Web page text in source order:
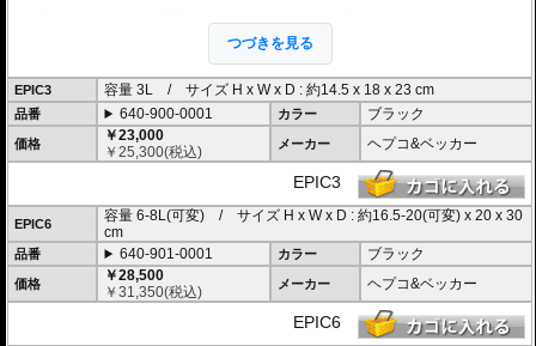
・ソフトバッグでありながら型くずれを起こしにくく、また高いホールド性能
を誇り、高速走行でも安心してご利用いただけます (メーカー推奨最大速度 : 13
0km/h)。
・防水仕様 : 高い防水性を誇るインナーライニングを装備。 (完全防水を保証す
るものではありません)
・リッド裏にはメッシュポケットを装備。
・天面にはグローブなどを収めるのに便利なベルクロベルトを装備。
・バッグの手前、両サイドにはファスナー付きのポケットを装備。※EPIC3,EP
・サイドに施されたデザインは安全性を高めるリフレクター仕様。
・バッグの開閉ロックやバッグの車体へのロックなど様々なセキュリティオプ
の使用が可能。
・オプションにスマホバッグを用意。バッグに入れたままでの操作が可能で、
スマホをナビとして利用する際に大変便利です。
5種類のサイズをラインナップ。用途に合わせてお選び頂けます。
が必要です
つづきを見る
EPIC3 容量 3L / サイズ H x W x D : 約14.5 x 18 x 23 cm
品番 640-900-0001 カラー ブラック
価格
￥23,000
￥25,300(税込) メーカー ヘプコ&ベッカー
EPIC3
EPIC6
容量 6-8L(可変) / サイズ H x W x D : 約16.5-20(可変) x 20 x 30
cm
品番 640-901-0001 カラー ブラック
価格
￥28,500
￥31,350(税込) メーカー ヘプコ&ベッカー
EPIC6